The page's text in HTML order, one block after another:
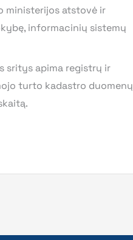
ministerijos atstovė ir
informacinių sistemų
sritys apima registrų ir
turto kadastro duomenų